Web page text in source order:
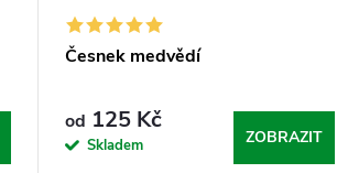
Česnek medvědí
od 125 Kč
Skladem ZOBRAZIT